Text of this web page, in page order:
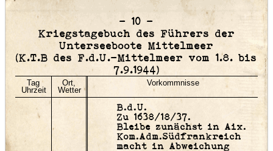
– 10 –
Kriegstagebuch des Führers der
Unterseeboote Mittelmeer
(K.T.B des F.d.U.-Mittelmeer vom 1.8. bis
7.9.1944)
Tag
Uhrzeit
Ort,
Wetter
Vorkommnisse
B.d.U.
Zu 1638/18/37.
Bleibe zunächst in Aix.
Kom.Adm.Südfrankreich
macht in Abweichung